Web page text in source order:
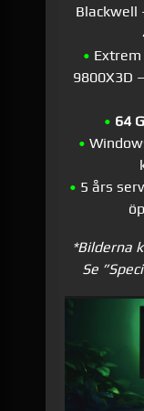
Blackwell
•
9800X3D
• 64
•
• 5 års
*Bilderna
Se